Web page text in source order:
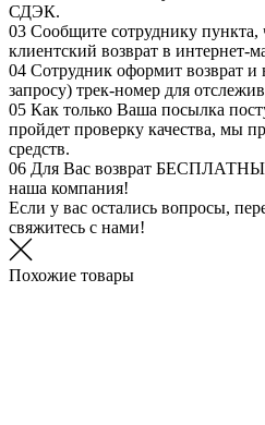
СДЭК.
03 Сообщите сотруднику пункта,
клиентский возврат в
04 Сотрудник оформит возврат
запросу) трек-номер для
05 Как только Ваша посылка
пройдет проверку качества, мы
средств.
06 Для Вас возврат
наша компания!
Если у вас остались вопросы,
свяжитесь с нами!
Похожие товары